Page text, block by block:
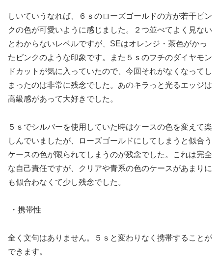
しいていうなれば、６ｓのローズゴールドの方が若干ピン
クの色が可愛いように感じました。２つ並べてよく見ない
とわからないレベルですが、SEはオレンジ・茶色がかっ
たピンクのような印象です。また５ｓのフチのダイヤモン
ドカットが気に入っていたので、今回それがなくなってし
まったのは非常に残念でした。あのキラっと光るエッジは
高級感があって大好きでした。
５ｓでシルバーを使用していた時はケースの色を変えて楽
しんでいましたが、ローズゴールドにしてしまうと似合う
ケースの色が限られてしまうのが残念でした。これは完全
な自己責任ですが、クリアや青系の色のケースがあまりに
も似合わなくて少し残念でした。
・携帯性
全く文句はありません。５ｓと変わりなく携帯することが
できます。